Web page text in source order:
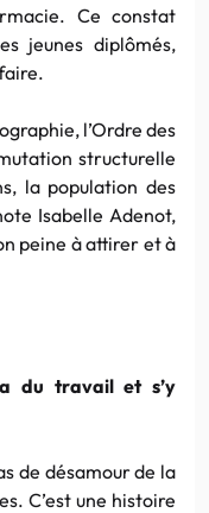
Ce constat
jeunes diplômés,
l’Ordre des
structurelle
la population des
Isabelle Adenot,
peine à attirer et à
du travail et s’y
de désamour de la
C’est une histoire